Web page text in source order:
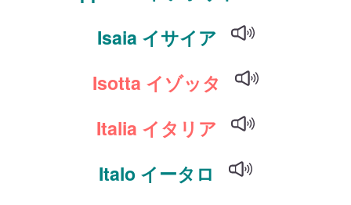
Isaia イサイア
Isotta イゾッタ
Italia イタリア
Italo イータロ